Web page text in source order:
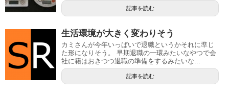
記事を読む
生活環境が大きく変わりそう
カミさんが今年いっぱいで退職というかそれに準じ
た形になりそう。 早期退職の一環みたいなやつで会
社に籍はおきつつ退職の準備をするみたいな...
記事を読む